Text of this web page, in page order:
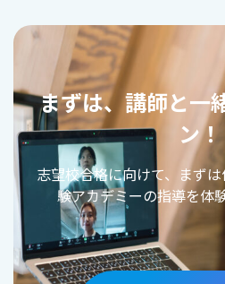
まずは、講師と一
ン！
志望校合格に向けて、まず
験アカデミーの指導を体